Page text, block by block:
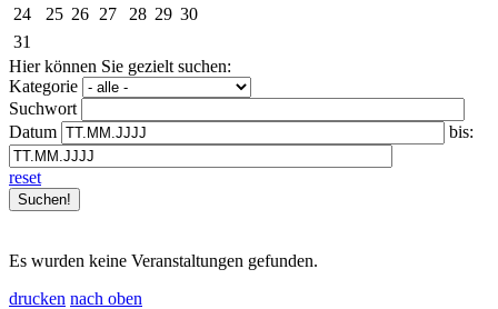
24
25 26 27 28 29 30
31
Hier können Sie gezielt suchen:
Kategorie
Suchwort
Datum
bis:
reset
Es wurden keine Veranstaltungen gefunden.
drucken nach oben